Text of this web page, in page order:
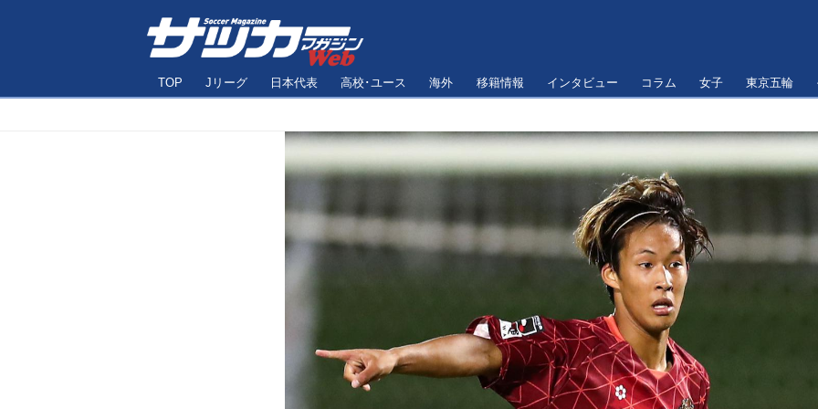
TOP Jリーグ 日本代表 高校･ユース 海外 移籍情報 インタビュー コラム 女子 東京五輪